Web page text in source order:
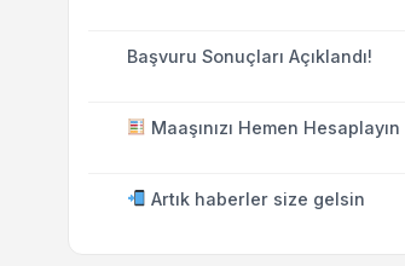
Başvuru Sonuçları Açıklandı!
Maaşınızı Hemen Hesaplayın
Artık haberler size gelsin